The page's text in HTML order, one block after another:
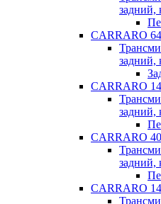
задний,
CARRARO
задний,
CARRARO
задний,
CARRARO
задний,
CARRARO